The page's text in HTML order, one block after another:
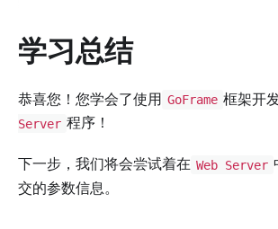
学习总结
恭喜您！您学会了使用 GoFrame 框架开
Server 程序！
下一步，我们将会尝试着在 Web Server
交的参数信息。